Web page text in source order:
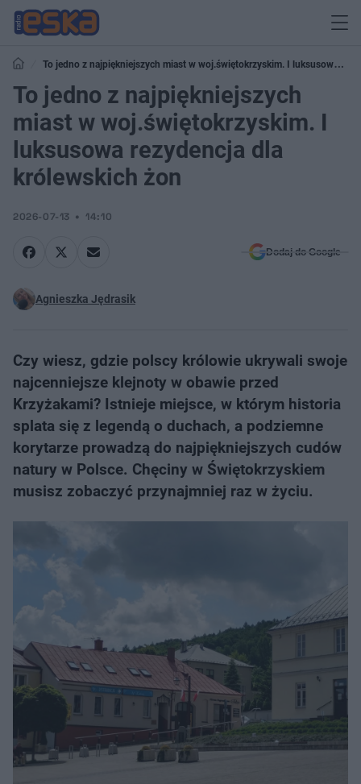
To jedno z najpiękniejszych miast w woj.świętokrzyskim. I luksusowa
rezydencja dla królewskich żon
To jedno z najpiękniejszych
miast w woj.świętokrzyskim. I
luksusowa rezydencja dla
królewskich żon
2026-07-13 14:10
Dodaj do Google
Agnieszka Jędrasik
Czy wiesz, gdzie polscy królowie ukrywali swoje
najcenniejsze klejnoty w obawie przed
Krzyżakami? Istnieje miejsce, w którym historia
splata się z legendą o duchach, a podziemne
korytarze prowadzą do najpiękniejszych cudów
natury w Polsce. Chęciny w Świętokrzyskiem
musisz zobaczyć przynajmniej raz w życiu.